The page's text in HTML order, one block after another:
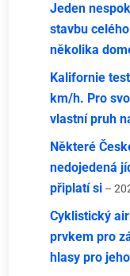
Jeden
stavbu
několika
Kalifornie
km/h. Pro
vlastní pruh
Některé
nedojedená
připlatí si –
Cyklistický
prvkem pro
hlasy pro